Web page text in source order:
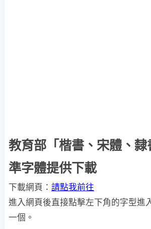
教育部「楷書、宋體、
準字體提供下載
下載網頁： 請點我前往
進入網頁後直接點擊左下角的字型進
一個。